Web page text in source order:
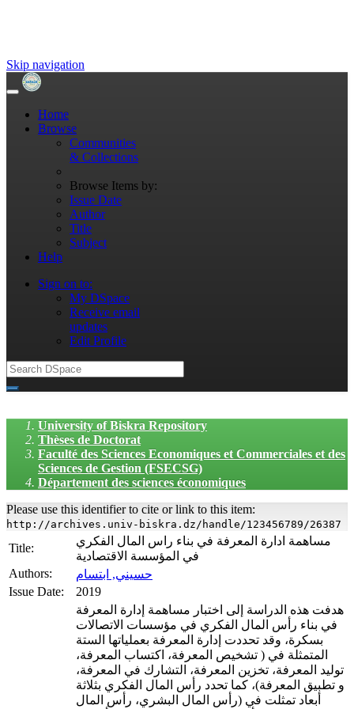
Skip navigation
Home
Browse
Communities
& Collections
Browse Items by:
Issue Date
Author
Title
Subject
Help
Sign on to:
My DSpace
Receive email
updates
Edit Profile
University of Biskra Repository
Thèses de Doctorat
Faculté des Sciences Economiques et Commerciales et des
Sciences de Gestion (FSECSG)
Département des sciences économiques
Please use this identifier to cite or link to this item:
http://archives.univ-biskra.dz/handle/123456789/26387
Title:
مساهمة ادارة المعرفة في بناء راس المال الفكري
في المؤسسة الاقتصادية
Authors:
حسيني, ابتسام
Issue Date:
2019
هدفت هذه الدراسة إلى اختبار مساهمة إدارة المعرفة
في بناء رأس المال الفكري في مؤسسات الاتصالات
بسكرة، وقد تحددت إدارة المعرفة بعملياتها الستة
المتمثلة في ( تشخيص المعرفة، اكتساب المعرفة،
توليد المعرفة، تخزين المعرفة، التشارك في المعرفة،
و تطبيق المعرفة)، كما تحدد رأس المال الفكري بثلاثة
أبعاد تمثلت في (رأس المال البشري، رأس المال